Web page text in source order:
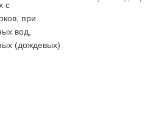
с
при
вод,
(дождевых)